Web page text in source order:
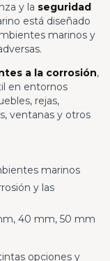
y la seguridad
está diseñado
marinos y
a la corrosión,
en entornos
rejas,
ventanas y otros
marinos
y las
40 mm, 50 mm
opciones y